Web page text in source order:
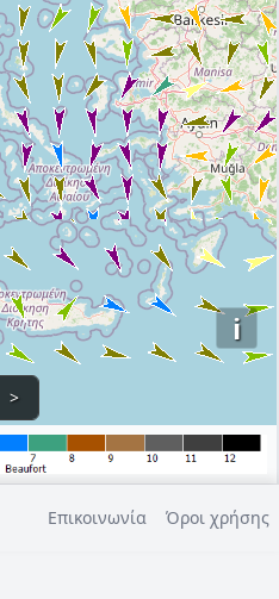
i
>
Επικοινωνία Όροι χρήσης